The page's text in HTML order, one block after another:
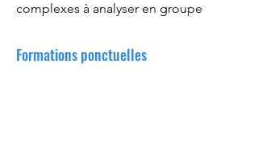
complexes à analyser en groupe
Formations ponctuelles